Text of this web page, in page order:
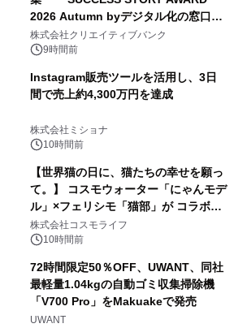
2026 Autumn byデジタル化の窓口」
開催
株式会社クリエイティブバンク
9時間前
Instagram販売ツールを活用し、3日
間で売上約4,300万円を達成
株式会社ミショナ
10時間前
【世界猫の日に、猫たちの幸せを願っ
て。】 コスモウォーター「にゃんモデ
ル」×フェリシモ「猫部」が コラボキ
ャンペーンを実施
株式会社コスモライフ
10時間前
72時間限定50％OFF、UWANT、同社
最軽量1.04kgの自動ゴミ収集掃除機
「V700 Pro」をMakuakeで発売
UWANT